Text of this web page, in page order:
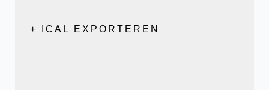
+ ICAL EXPORTEREN